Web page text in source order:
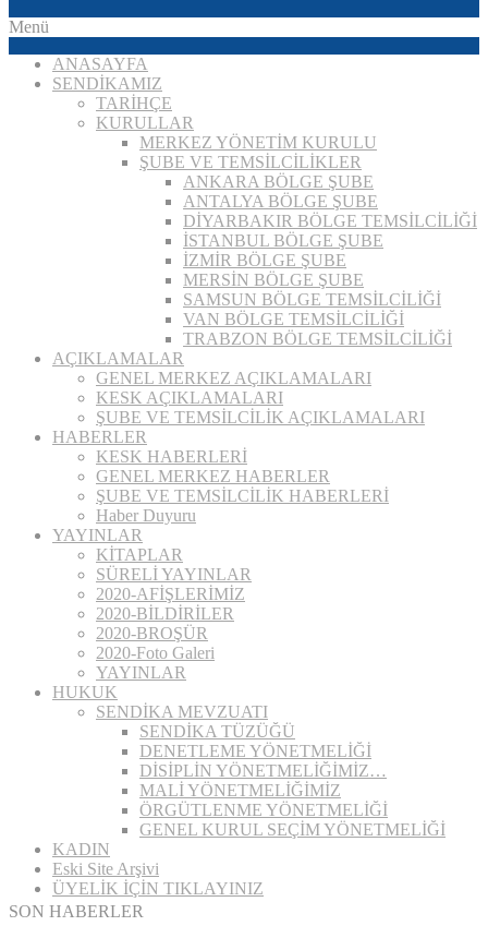
Menü
ANASAYFA
SENDİKAMIZ
TARİHÇE
KURULLAR
MERKEZ YÖNETİM KURULU
ŞUBE VE TEMSİLCİLİKLER
ANKARA BÖLGE ŞUBE
ANTALYA BÖLGE ŞUBE
DİYARBAKIR BÖLGE TEMSİLCİLİĞİ
İSTANBUL BÖLGE ŞUBE
İZMİR BÖLGE ŞUBE
MERSİN BÖLGE ŞUBE
SAMSUN BÖLGE TEMSİLCİLİĞİ
VAN BÖLGE TEMSİLCİLİĞİ
TRABZON BÖLGE TEMSİLCİLİĞİ
AÇIKLAMALAR
GENEL MERKEZ AÇIKLAMALARI
KESK AÇIKLAMALARI
ŞUBE VE TEMSİLCİLİK AÇIKLAMALARI
HABERLER
KESK HABERLERİ
GENEL MERKEZ HABERLER
ŞUBE VE TEMSİLCİLİK HABERLERİ
Haber Duyuru
YAYINLAR
KİTAPLAR
SÜRELİ YAYINLAR
2020-AFİŞLERİMİZ
2020-BİLDİRİLER
2020-BROŞÜR
2020-Foto Galeri
YAYINLAR
HUKUK
SENDİKA MEVZUATI
SENDİKA TÜZÜĞÜ
DENETLEME YÖNETMELİĞİ
DİSİPLİN YÖNETMELİĞİMİZ…
MALİ YÖNETMELİĞİMİZ
ÖRGÜTLENME YÖNETMELİĞİ
GENEL KURUL SEÇİM YÖNETMELİĞİ
KADIN
Eski Site Arşivi
ÜYELİK İÇİN TIKLAYINIZ
SON HABERLER